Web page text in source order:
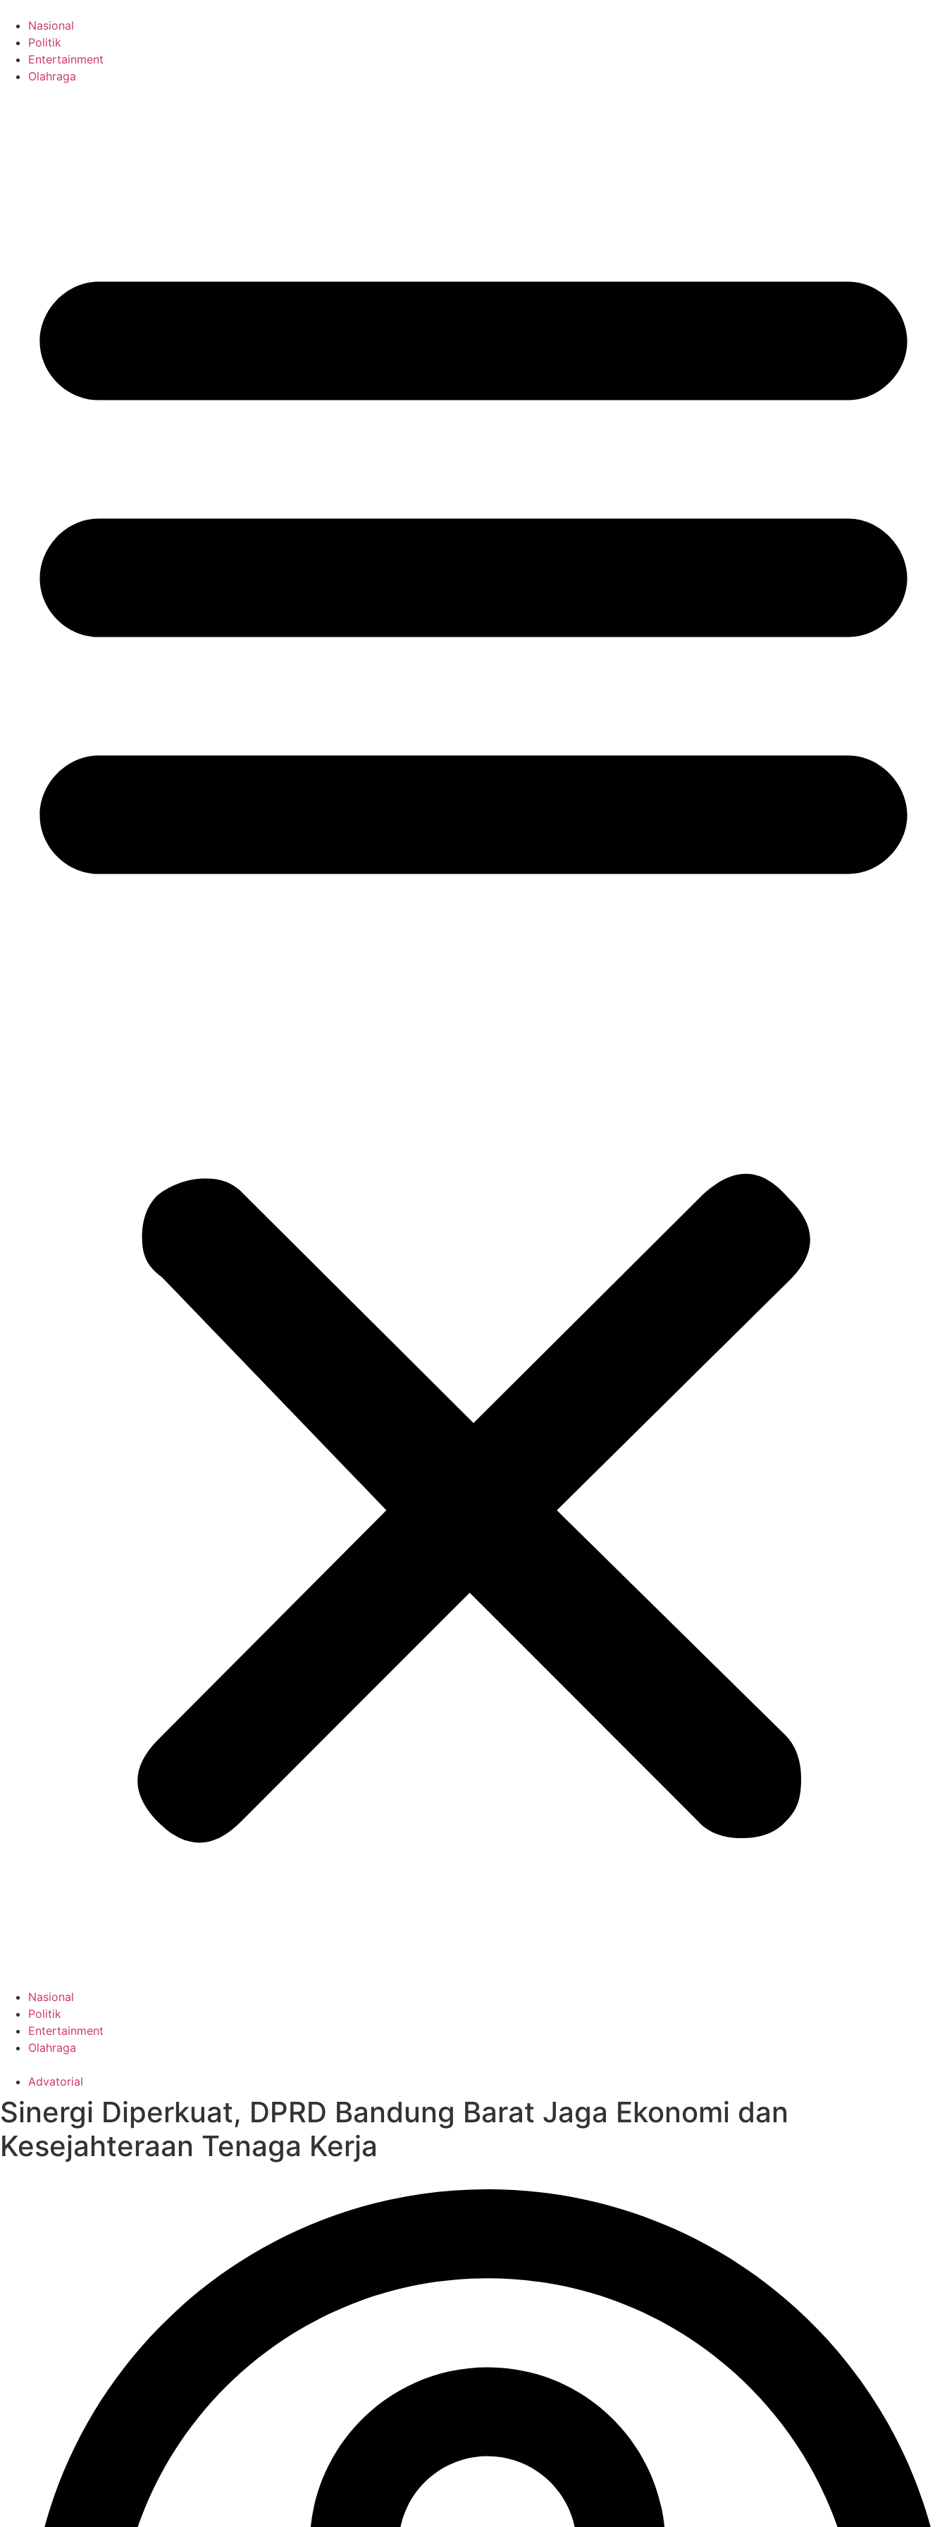
content
Nasional
Politik
Entertainment
Olahraga
Nasional
Politik
Entertainment
Olahraga
Advatorial
Sinergi Diperkuat, DPRD Bandung Barat Jaga Ekonomi dan
Kesejahteraan Tenaga Kerja